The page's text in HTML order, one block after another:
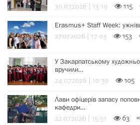
30.07.2026 | 13:19 115
Erasmus+ Staff Week:
27.07.2026 | 17:03 153
У Закарпатському
вручили…
24.07.2026 | 10:39 105
Лави офіцерів запасу
кафедри…
22.07.2026 | 15:51 63